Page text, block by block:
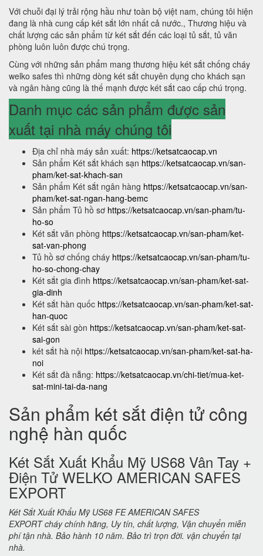
Với chuỗi đại lý trải rộng hầu như toàn bộ việt nam, chúng tôi hiện
đang là nhà cung cấp két sắt lớn nhất cả nước., Thương hiệu và
chất lượng các sản phẩm từ két sắt đến các loại tủ sắt, tủ văn
phòng luôn luôn được chú trọng.
Cùng với những sản phẩm mang thương hiệu két sắt chống cháy
welko safes thì những dòng két sắt chuyên dụng cho khách sạn
và ngân hàng cũng là thế mạnh được két sắt cao cấp chú trọng.
Danh mục các sản phẩm được sản
xuất tại nhà máy chúng tôi
Địa chỉ nhà máy sản xuất: https://ketsatcaocap.vn
Sản phẩm Két sắt khách sạn https://ketsatcaocap.vn/san-
pham/ket-sat-khach-san
Sản phẩm Két sắt ngân hàng https://ketsatcaocap.vn/san-
pham/ket-sat-ngan-hang-bemc
Sản phẩm Tủ hồ sơ https://ketsatcaocap.vn/san-pham/tu-
ho-so
Két sắt văn phòng https://ketsatcaocap.vn/san-pham/ket-
sat-van-phong
Tủ hồ sơ chống cháy https://ketsatcaocap.vn/san-pham/tu-
ho-so-chong-chay
Két sắt gia đình https://ketsatcaocap.vn/san-pham/ket-sat-
gia-dinh
Két sắt hàn quốc https://ketsatcaocap.vn/san-pham/ket-sat-
han-quoc
Két sắt sài gòn https://ketsatcaocap.vn/san-pham/ket-sat-
sai-gon
két sắt hà nội https://ketsatcaocap.vn/san-pham/ket-sat-ha-
noi
Két sắt đà nẵng: https://ketsatcaocap.vn/chi-tiet/mua-ket-
sat-mini-tai-da-nang
Sản phẩm két sắt điện tử công
nghệ hàn quốc
Két Sắt Xuất Khẩu Mỹ US68 Vân Tay +
Điện Tử WELKO AMERICAN SAFES
EXPORT
Két Sắt Xuất Khẩu Mỹ US68 FE AMERICAN SAFES
EXPORT cháy chính hãng, Uy tín, chất lượng, Vận chuyển miễn
phí tận nhà. Bảo hành 10 năm. Bảo trì trọn đời. vận chuyển tại
nhà.